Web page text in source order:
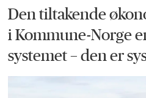
Den tiltakende
i Kommune-Norge
systemet – den er